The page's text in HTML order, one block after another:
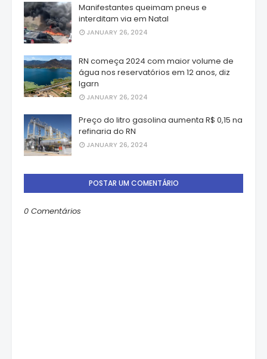
Manifestantes queimam pneus e
interditam via em Natal
JANUARY 26, 2024
RN começa 2024 com maior volume de
água nos reservatórios em 12 anos, diz
Igarn
JANUARY 26, 2024
Preço do litro gasolina aumenta R$ 0,15 na
refinaria do RN
JANUARY 26, 2024
POSTAR UM COMENTÁRIO
0 Comentários